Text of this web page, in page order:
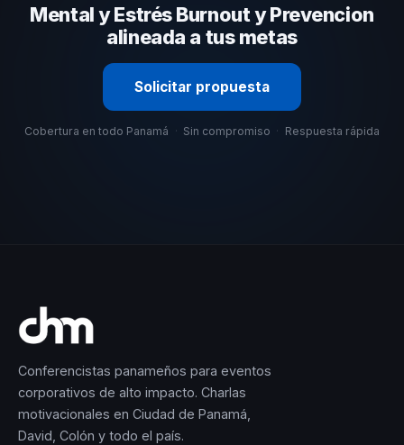
selección estratégica basada en estos criterios.
Mental y Estrés Burnout y Prevencion
alineada a tus metas
Solicitar propuesta
Cobertura en todo Panamá · Sin compromiso · Respuesta rápida
Conferencistas panameños para eventos
corporativos de alto impacto. Charlas
motivacionales en Ciudad de Panamá,
David, Colón y todo el país.